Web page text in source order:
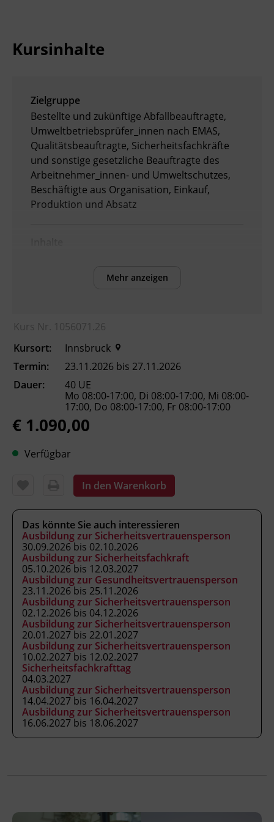
Akademisches Studienzentrum
BFI Schwaz
Kursinhalte
Zielgruppe
Bestellte und zukünftige Abfallbeauftragte,
Umweltbetriebsprüfer_innen nach EMAS,
Qualitätsbeauftragte, Sicherheitsfachkräfte
und sonstige gesetzliche Beauftragte des
Arbeitnehmer_innen- und Umweltschutzes,
Beschäftigte aus Organisation, Einkauf,
Produktion und Absatz
die zentralen Bestimmungen des
Abfallwirtschaftsgesetzes 2002 und der
wichtigsten Verordnungen anwenden.
das elektronische Datenmanagement
(EDM) im betrieblichen Alltag nutzen.
Maßnahmen zur Abfallvermeidung und
Ressourcenschonung nach dem Prinzip
der 5 R ableiten.
der Kreislaufwirtschaft einordnen.
die landesrechtlichen Vorgaben (Tiroler
Abfallwirtschaftsgesetz und kommunale
ein betriebliches
Abfallwirtschaftskonzept gemäß § 10
AWG 2002 erstellen.
die naturwissenschaftlichen,
technischen und gesellschaftlichen
Hintergründe der Abfallwirtschaft
einordnen.
die Aufgaben der_des Abfallbeauftragten
gemäß § 11 AWG 2002 in der inner- und
außerbetrieblichen Kommunikation
wahrnehmen.
Kursformat
Präsenzunterricht
Mehr anzeigen
Kurs Nr. 1056071.26
Kursort:
Innsbruck
Termin:
23.11.2026 bis 27.11.2026
Dauer:
40 UE
Mo 08:00-17:00, Di 08:00-17:00, Mi 08:00-
17:00, Do 08:00-17:00, Fr 08:00-17:00
€ 1.090,00
Verfügbar
In den Warenkorb
Das könnte Sie auch interessieren
Ausbildung zur Sicherheitsvertrauensperson
30.09.2026 bis 02.10.2026
Ausbildung zur Sicherheitsfachkraft
05.10.2026 bis 12.03.2027
Ausbildung zur Gesundheitsvertrauensperson
23.11.2026 bis 25.11.2026
Ausbildung zur Sicherheitsvertrauensperson
02.12.2026 bis 04.12.2026
Ausbildung zur Sicherheitsvertrauensperson
20.01.2027 bis 22.01.2027
Ausbildung zur Sicherheitsvertrauensperson
10.02.2027 bis 12.02.2027
Sicherheitsfachkrafttag
04.03.2027
Ausbildung zur Sicherheitsvertrauensperson
14.04.2027 bis 16.04.2027
Ausbildung zur Sicherheitsvertrauensperson
16.06.2027 bis 18.06.2027